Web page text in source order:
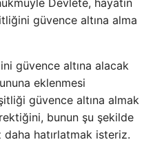
Devlete, hayatın
güvence altına alma
güvence altına alacak
eklenmesi
güvence altına almak
bunun şu şekilde
daha hatırlatmak isteriz.